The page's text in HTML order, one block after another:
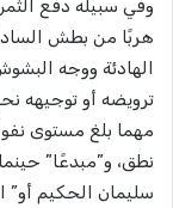
وفي سبيله دفع
هربًا من بطش
الهادئة ووجه
ترويضه أو توجيهه
مهما بلغ مستوى
نطق، و”مبدعًا”
سليمان الحكيم أو”